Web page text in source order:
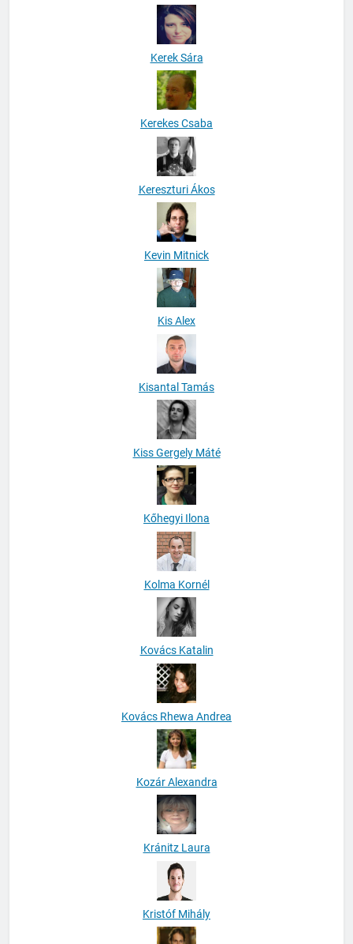
Kerek Sára
Kerekes Csaba
Kereszturi Ákos
Kevin Mitnick
Kis Alex
Kisantal Tamás
Kiss Gergely Máté
Kőhegyi Ilona
Kolma Kornél
Kovács Katalin
Kovács Rhewa Andrea
Kozár Alexandra
Kránitz Laura
Kristóf Mihály